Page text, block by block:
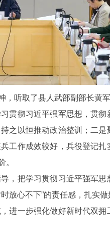
取了县人武部副部长黄军
彻习近平强军思想，贯彻
之以恒推动政治整训；二
工作成效较好，兵役登记
。
把学习贯彻习近平强军思
放心不下”的责任感，扎实
一步强化做好新时代双拥